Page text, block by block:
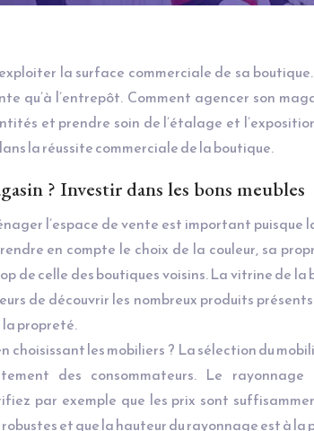
la surface commerciale de sa
qu’à l’entrepôt. Comment agencer son
et prendre soin de l’étalage et
la réussite commerciale de la boutique.
? Investir dans les bons meubles
l’espace de vente est important puisque
en compte le choix de la couleur, sa
de celle des boutiques voisins. La vitrine de
de découvrir les nombreux produits
propreté.
choisissant les mobiliers ? La sélection du
des consommateurs. Le
par exemple que les prix sont
et que la hauteur du rayonnage est à la